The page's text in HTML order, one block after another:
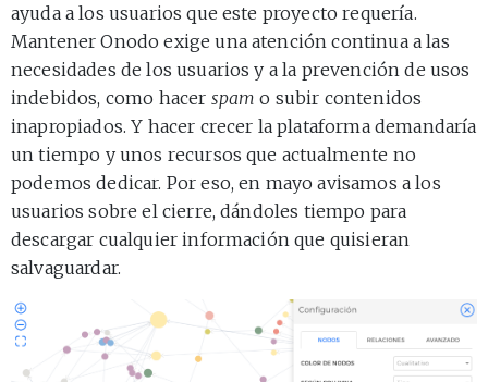
ayuda a los usuarios que este proyecto requería.
Mantener Onodo exige una atención continua a las
necesidades de los usuarios y a la prevención de usos
indebidos, como hacer spam o subir contenidos
inapropiados. Y hacer crecer la plataforma demandaría
un tiempo y unos recursos que actualmente no
podemos dedicar. Por eso, en mayo avisamos a los
usuarios sobre el cierre, dándoles tiempo para
descargar cualquier información que quisieran
salvaguardar.